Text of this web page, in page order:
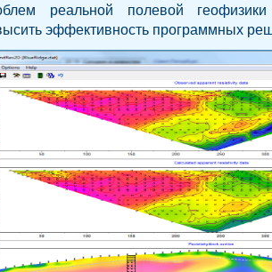
реальной полевой геофизики
эффективность программных